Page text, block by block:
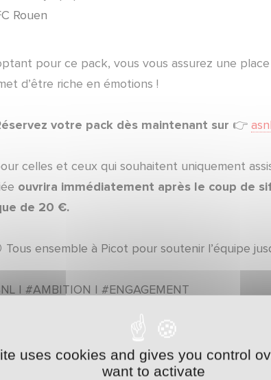
Rouen
pour ce pack, vous vous assurez une
d’être riche en émotions !
votre pack dès maintenant sur 👉
celles et ceux qui souhaitent uniquement
ouvrira immédiatement après le coup de
de 20 €.
Tous ensemble à Picot pour soutenir l’équipe
I #AMBITION I #ENGAGEMENT
uses cookies and gives you control
want to activate